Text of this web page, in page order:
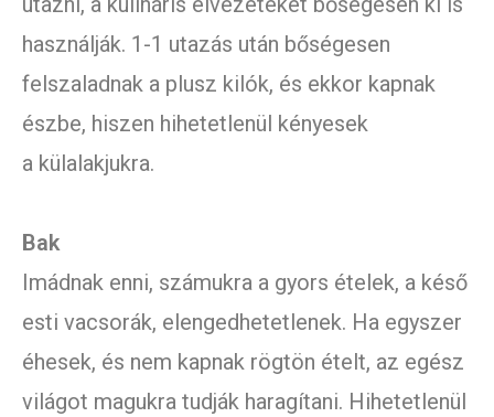
használják. 1-1 utazás után bőségesen
felszaladnak a plusz kilók, és ekkor kapnak
észbe, hiszen hihetetlenül kényesek
a külalakjukra.
Bak
Imádnak enni, számukra a gyors ételek, a késő
esti vacsorák, elengedhetetlenek. Ha egyszer
éhesek, és nem kapnak rögtön ételt, az egész
világot magukra tudják haragítani. Hihetetlenül